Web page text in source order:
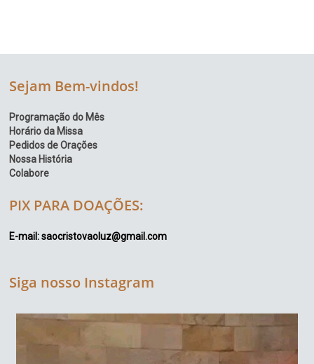
Sejam Bem-vindos!
Programação do Mês
Horário da Missa
Pedidos de Orações
Nossa História
Colabore
PIX PARA DOAÇÕES:
E-mail: saocristovaoluz@gmail.com
Siga nosso Instagram